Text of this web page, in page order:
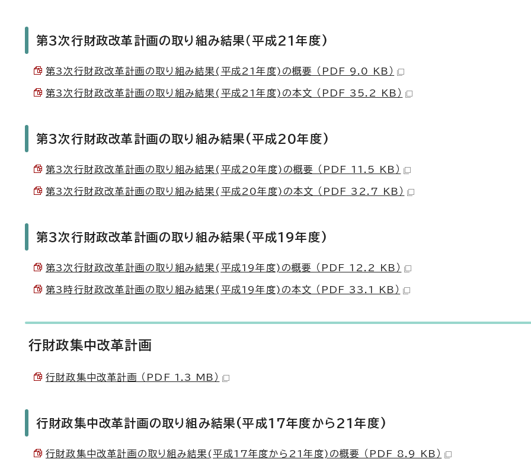
第3次行財政改革計画の取り組み結果（平成21年度)
第3次行財政改革計画の取り組み結果(平成21年度)の概要 （PDF 9.0 KB）
第3次行財政改革計画の取り組み結果(平成21年度)の本文 （PDF 35.2 KB）
第3次行財政改革計画の取り組み結果(平成20年度)
第3次行財政改革計画の取り組み結果(平成20年度)の概要 （PDF 11.5 KB）
第3次行財政改革計画の取り組み結果(平成20年度)の本文 （PDF 32.7 KB）
第3次行財政改革計画の取り組み結果(平成19年度)
第3次行財政改革計画の取り組み結果(平成19年度)の概要 （PDF 12.2 KB）
第3時行財政改革計画の取り組み結果(平成19年度)の本文 （PDF 33.1 KB）
行財政集中改革計画
行財政集中改革計画 （PDF 1.3 MB）
行財政集中改革計画の取り組み結果(平成17年度から21年度)
行財政集中改革計画の取り組み結果(平成17年度から21年度)の概要 （PDF 8.9 KB）